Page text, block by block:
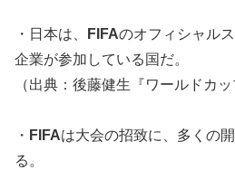
・日本は、 FIFAのオフィシャル
企業が参加している国だ。
（出典：後藤健生『ワールドカッ
・ FIFAは大会の招致に、多くの
る。